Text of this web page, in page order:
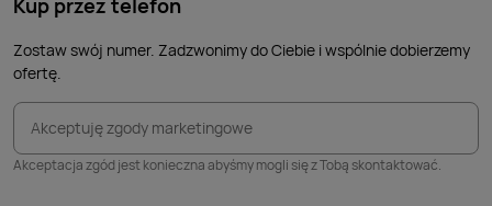
Zostaw swój numer. Zadzwonimy do Ciebie i wspólnie dobierzemy
ofertę.
Akceptuję zgody marketingowe
Akceptacja zgód jest konieczna abyśmy mogli się z Tobą skontaktować.